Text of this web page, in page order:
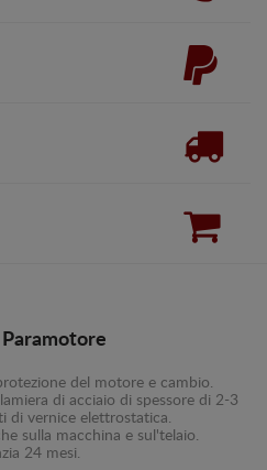
Paramotore
del motore e cambio.
di acciaio di spessore di 2-3
di vernice elettrostatica.
sulla macchina e sul'telaio.
24 mesi.